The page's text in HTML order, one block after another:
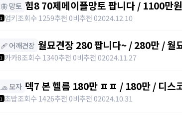
🦋 망토
1 엄키조회수 1259추천 0비추천 02024.12.10
🩹 어깨견장 월묘견장 280 팝니다~ / 280만 /
1 카카8조회수 1340추천 0비추천 02024.11.27
🧢 모자 덱7 본 헬름 180만 ㅍㅍ / 180만 / 디스
1 초밥조회수 1426추천 0비추천 02024.10.31